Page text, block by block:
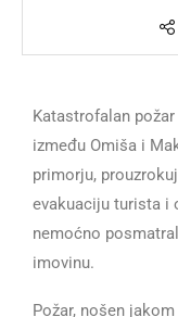
Katastrofalan
između Omiša i
primorju,
evakuaciju turista i
nemoćno
imovinu.
Požar, nošen